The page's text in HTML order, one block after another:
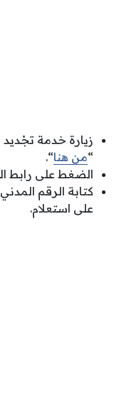
زيارة خدمة تجْديد
“من هنا“.
الضغط على رابط
كتابة الرقم
على استعلام.